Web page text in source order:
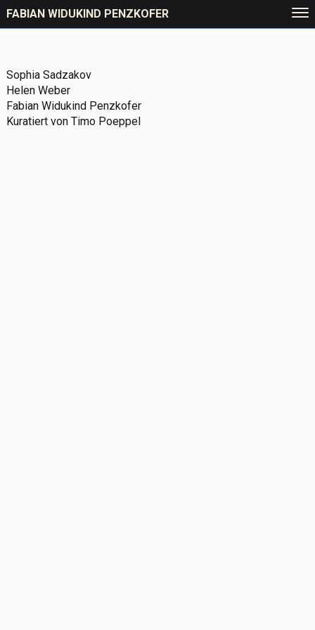
FABIAN WIDUKIND PENZKOFER
Sophia Sadzakov
Helen Weber
Fabian Widukind Penzkofer
Kuratiert von Timo Poeppel